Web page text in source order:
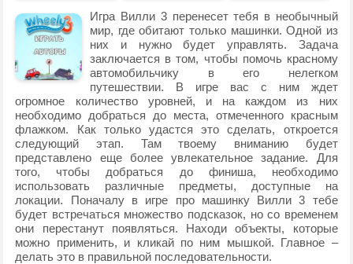
Игра Вилли 3 перенесет тебя в необычный
мир, где обитают только машинки. Одной из
них и нужно будет управлять. Задача
заключается в том, чтобы помочь красному
автомобильчику в его нелегком
путешествии. В игре вас с ним ждет
огромное количество уровней, и на каждом из них
необходимо добраться до места, отмеченного красным
флажком. Как только удастся это сделать, откроется
следующий этап. Там твоему вниманию будет
представлено еще более увлекательное задание. Для
того, чтобы добраться до финиша, необходимо
использовать различные предметы, доступные на
локации. Поначалу в игре про машинку Вилли 3 тебе
будет встречаться множество подсказок, но со временем
они перестанут появляться. Находи объекты, которые
можно применить, и кликай по ним мышкой. Главное –
делать это в правильной последовательности.